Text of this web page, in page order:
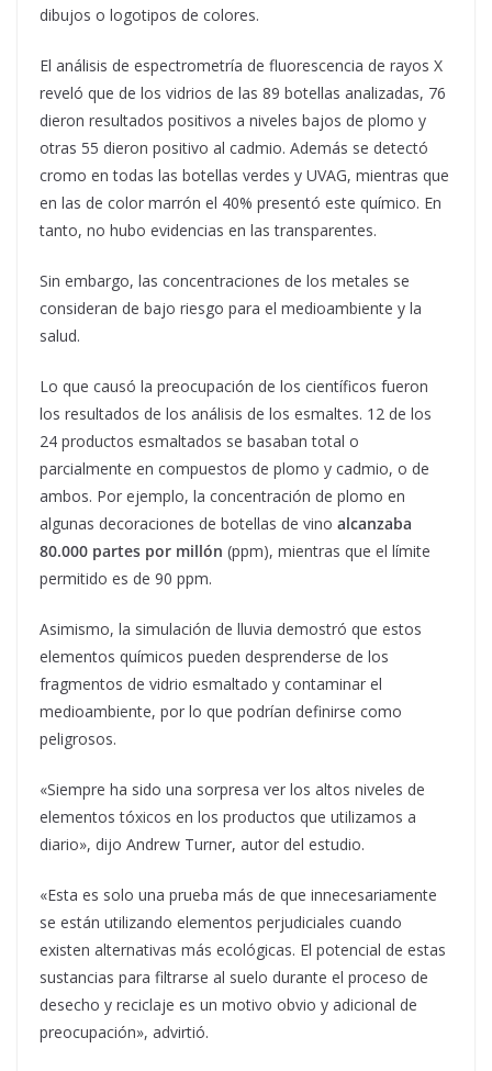
dibujos o logotipos de colores.
El análisis de espectrometría de fluorescencia de rayos X
reveló que de los vidrios de las 89 botellas analizadas, 76
dieron resultados positivos a niveles bajos de plomo y
otras 55 dieron positivo al cadmio. Además se detectó
cromo en todas las botellas verdes y UVAG, mientras que
en las de color marrón el 40% presentó este químico. En
tanto, no hubo evidencias en las transparentes.
Sin embargo, las concentraciones de los metales se
consideran de bajo riesgo para el medioambiente y la
salud.
Lo que causó la preocupación de los científicos fueron
los resultados de los análisis de los esmaltes. 12 de los
24 productos esmaltados se basaban total o
parcialmente en compuestos de plomo y cadmio, o de
ambos. Por ejemplo, la concentración de plomo en
algunas decoraciones de botellas de vino alcanzaba
80.000 partes por millón (ppm), mientras que el límite
permitido es de 90 ppm.
Asimismo, la simulación de lluvia demostró que estos
elementos químicos pueden desprenderse de los
fragmentos de vidrio esmaltado y contaminar el
medioambiente, por lo que podrían definirse como
peligrosos.
«Siempre ha sido una sorpresa ver los altos niveles de
elementos tóxicos en los productos que utilizamos a
diario», dijo Andrew Turner, autor del estudio.
«Esta es solo una prueba más de que innecesariamente
se están utilizando elementos perjudiciales cuando
existen alternativas más ecológicas. El potencial de estas
sustancias para filtrarse al suelo durante el proceso de
desecho y reciclaje es un motivo obvio y adicional de
preocupación», advirtió.